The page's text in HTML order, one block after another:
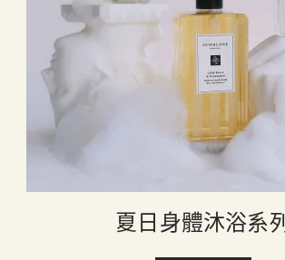
夏日身體沐浴系列